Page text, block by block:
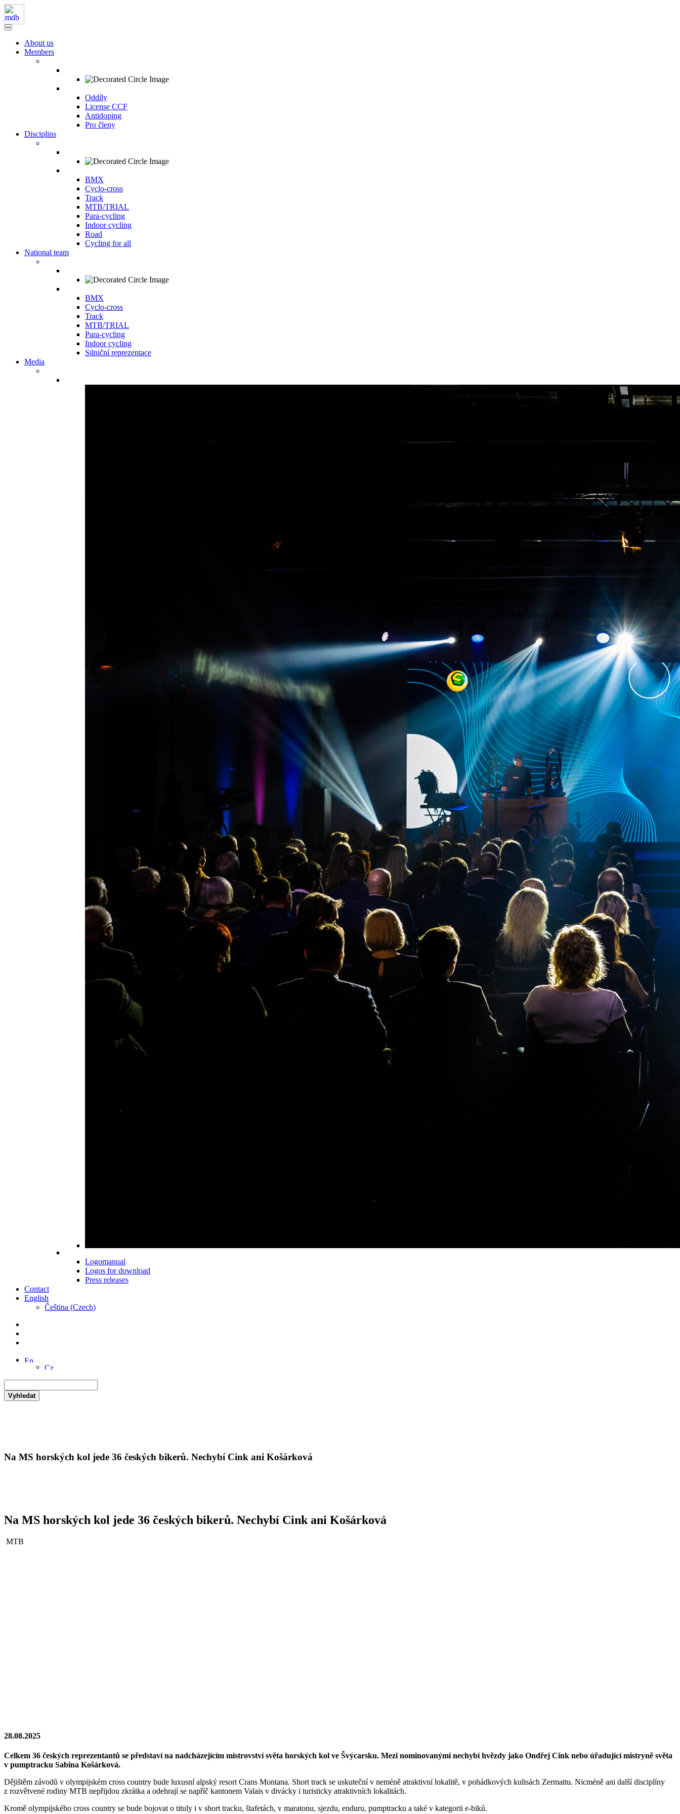
About us
Members
Oddíly
License CCF
Antidoping
Pro členy
Disciplins
BMX
Cyclo-cross
Track
MTB/TRIAL
Para-cycling
Indoor cycling
Road
Cycling for all
National team
BMX
Cyclo-cross
Track
MTB/TRIAL
Para-cycling
Indoor cycling
Silniční reprezentace
Media
Logomanual
Logos for download
Press releases
Contact
English
Čeština (Czech)
Vyhledat
Na MS horských kol jede 36 českých bikerů. Nechybí Cink ani Košárková
Na MS horských kol jede 36 českých bikerů. Nechybí Cink ani Košárková
MTB
28.08.2025
Celkem 36 českých reprezentantů se představí na nadcházejícím mistrovství světa horských kol ve Švýcarsku. Mezi nominovanými nechybí hvězdy jako Ondřej Cink nebo úřadující mistryně světa
v pumptracku Sabina Košárková.
Dějištěm závodů v olympijském cross country bude luxusní alpský resort Crans Montana. Short track se uskuteční v neméně atraktivní lokalitě, v pohádkových kulisách Zermattu. Nicméně ani další disciplíny
z rozvětvené rodiny MTB nepřijdou zkrátka a odehrají se napříč kantonem Valais v divácky i turisticky atraktivních lokalitách.
Kromě olympijského cross country se bude bojovat o tituly i v short tracku, štafetách, v maratonu, sjezdu, enduru, pumptracku a také v kategorii e-biků.